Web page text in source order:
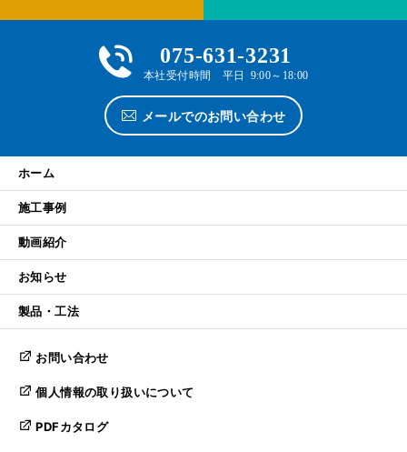
075-631-3231
本社受付時間 平日 9:00～18:00
メールでのお問い合わせ
ホーム
施工事例
動画紹介
お知らせ
製品・工法
お問い合わせ
個人情報の取り扱いについて
PDFカタログ